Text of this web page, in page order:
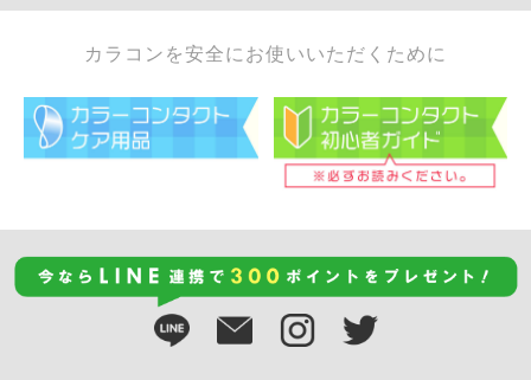
カラコンを安全にお使いいただくために